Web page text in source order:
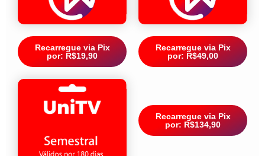
Recarregue via Pix
por: R$19,90
Recarregue via Pix
por: R$49,00
Recarregue via Pix
por: R$134,90